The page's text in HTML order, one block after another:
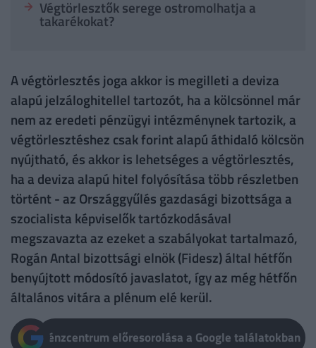
Végtörlesztők serege ostromolhatja a
takarékokat?
A végtörlesztés joga akkor is megilleti a deviza
alapú jelzáloghitellel tartozót, ha a kölcsönnel már
nem az eredeti pénzügyi intézménynek tartozik, a
végtörlesztéshez csak forint alapú áthidaló kölcsön
nyújtható, és akkor is lehetséges a végtörlesztés,
ha a deviza alapú hitel folyósítása több részletben
történt - az Országgyűlés gazdasági bizottsága a
szocialista képviselők tartózkodásával
megszavazta az ezeket a szabályokat tartalmazó,
Rogán Antal bizottsági elnök (Fidesz) által hétfőn
benyújtott módosító javaslatot, így az még hétfőn
általános vitára a plénum elé kerül.
Pénzcentrum előresorolása a Google találatokban